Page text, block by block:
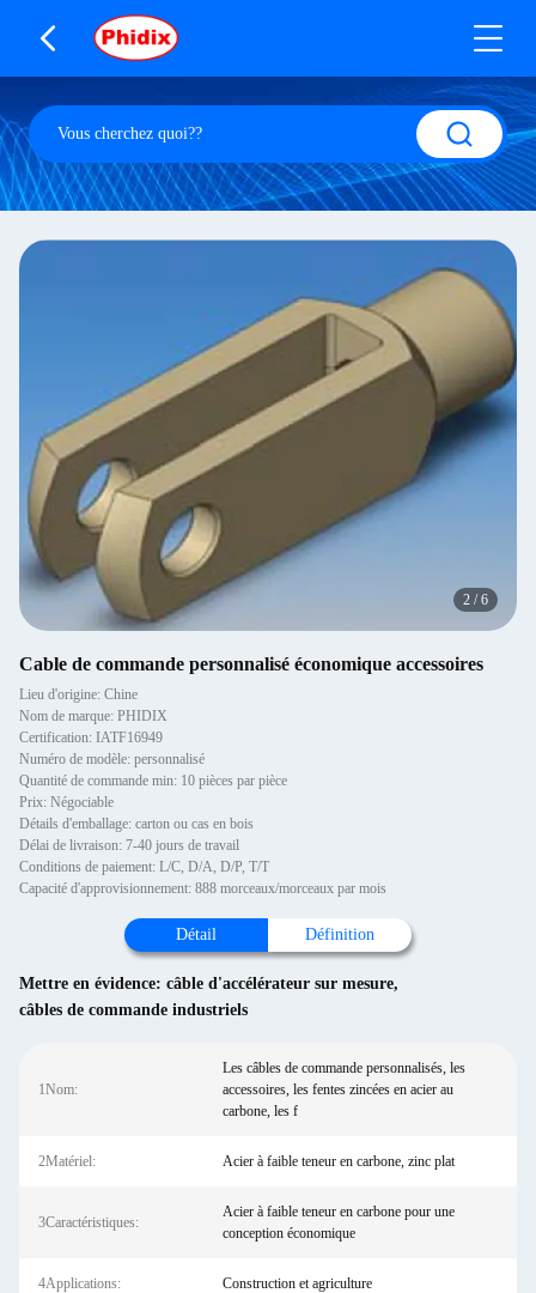
2 /6
Cable de commande personnalisé économique accessoires
Lieu d'origine: Chine
Nom de marque: PHIDIX
Certification: IATF16949
Numéro de modèle: personnalisé
Quantité de commande min: 10 pièces par pièce
Prix: Négociable
Détails d'emballage: carton ou cas en bois
Délai de livraison: 7-40 jours de travail
Conditions de paiement: L/C, D/A, D/P, T/T
Capacité d'approvisionnement: 888 morceaux/morceaux par mois
Détail Définition
Mettre en évidence: câble d'accélérateur sur mesure,
câbles de commande industriels
1Nom:
Les câbles de commande personnalisés, les
accessoires, les fentes zincées en acier au
carbone, les f
2Matériel: Acier à faible teneur en carbone, zinc plat
3Caractéristiques:
Acier à faible teneur en carbone pour une
conception économique
4Applications: Construction et agriculture